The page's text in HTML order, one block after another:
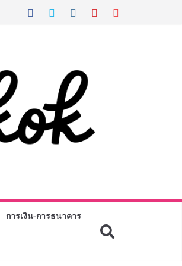
การเงิน-การธนาคาร